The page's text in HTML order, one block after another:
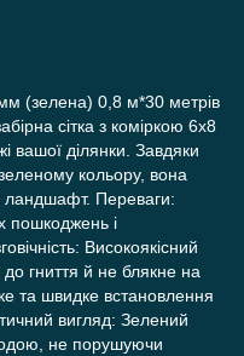
(зелена) 0,8 м*30 метрів
сітка з коміркою 6x8
вашої ділянки. Завдяки
кольору, вона
ландшафт. Переваги:
пошкоджень і
Високоякісний
гниття й не блякне на
та швидке встановлення
вигляд: Зелений
не порушуючи